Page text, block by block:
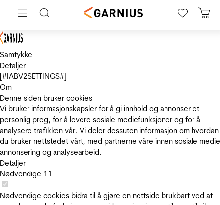
Samtykke
Detaljer
[#IABV2SETTINGS#]
Om
Denne siden bruker cookies
Vi bruker informasjonskapsler for å gi innhold og annonser et
personlig preg, for å levere sosiale mediefunksjoner og for å
analysere trafikken vår. Vi deler dessuten informasjon om hvordan
du bruker nettstedet vårt, med partnerne våre innen sosiale
annonsering og analysearbeid.
Detaljer
Nødvendige 11
Nødvendige cookies bidra til å gjøre en nettside brukbart ved at